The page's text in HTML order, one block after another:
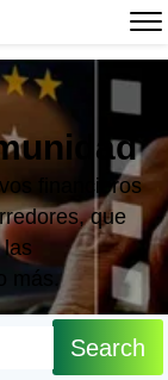
financieros
que
más.